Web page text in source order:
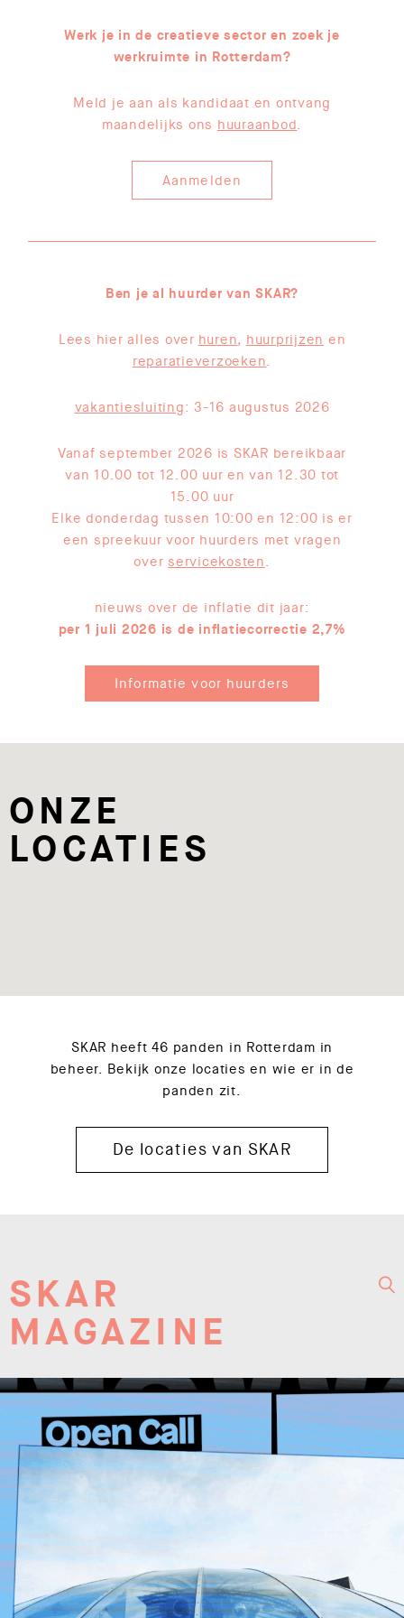
Werk je in de creatieve sector en zoek je
werkruimte in Rotterdam?
Meld je aan als kandidaat en ontvang
maandelijks ons huuraanbod.
Aanmelden
Ben je al huurder van SKAR?
Lees hier alles over huren, huurprijzen en
reparatieverzoeken.
vakantiesluiting: 3-16 augustus 2026
Vanaf september 2026 is SKAR bereikbaar
van 10.00 tot 12.00 uur en van 12.30 tot
15.00 uur
Elke donderdag tussen 10:00 en 12:00 is er
een spreekuur voor huurders met vragen
overservicekosten.
nieuws over de inflatie dit jaar:
per 1 juli 2026 is de inflatiecorrectie 2,7%
Informatie voor huurders
ONZE
LOCATIES
SKAR heeft 46 panden in Rotterdam in
beheer. Bekijk onze locaties en wie er in de
panden zit.
De locaties van SKAR
SKAR
MAGAZINE